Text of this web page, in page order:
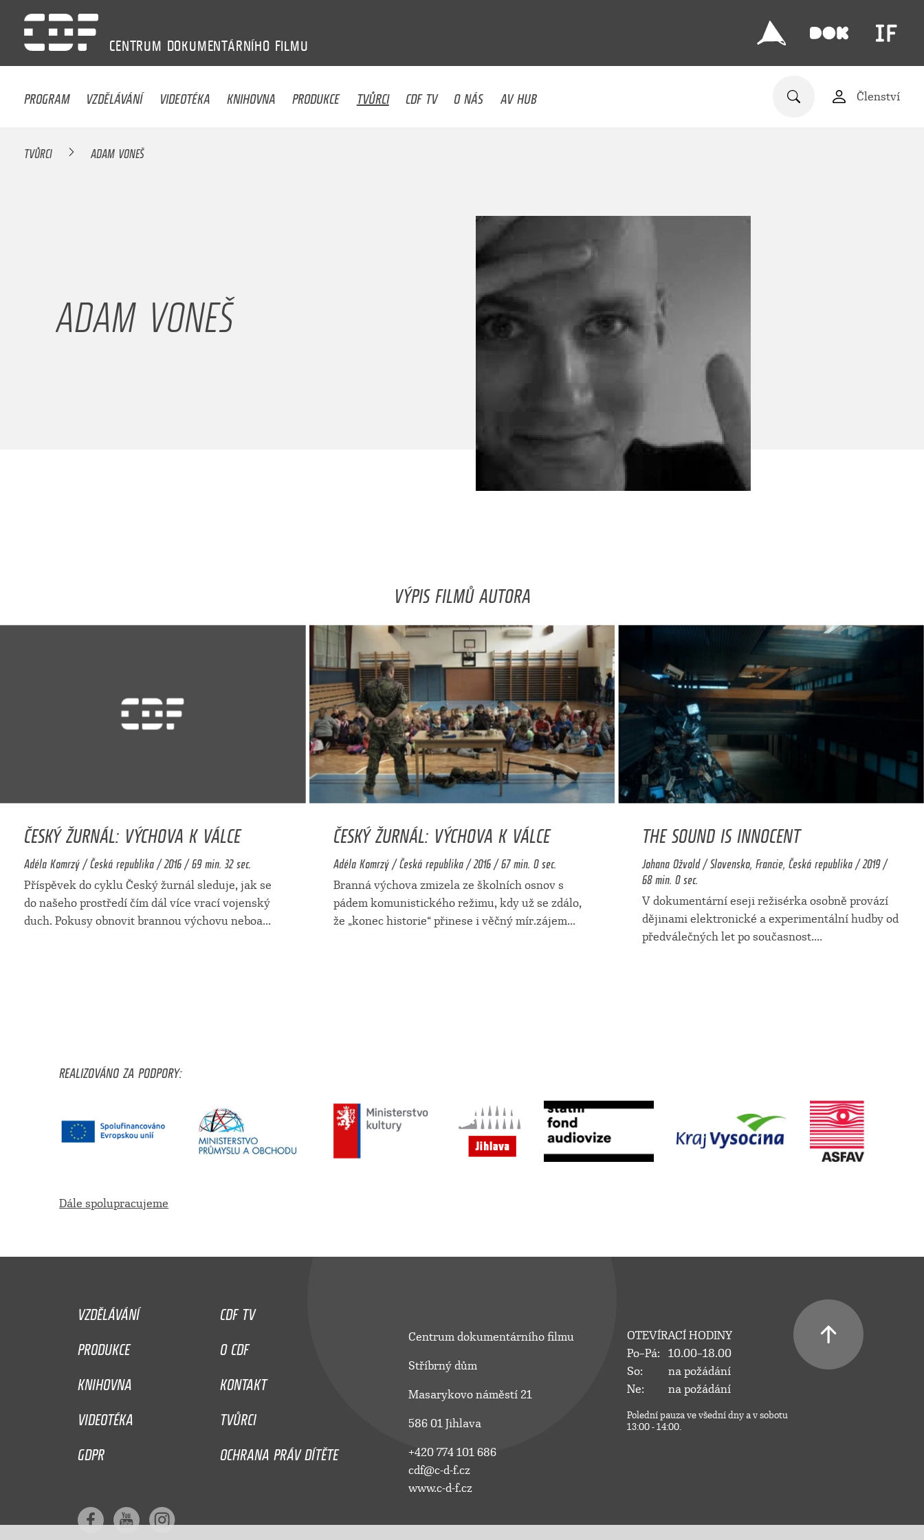
CENTRUM DOKUMENTÁRNÍHO FILMU
PROGRAM VZDĚLÁVÁNÍ VIDEOTÉKA KNIHOVNA PRODUKCE TVŮRCI CDF TV O NÁS AV HUB Členství
TVŮRCI ADAM VONEŠ
ADAM VONEŠ
VÝPIS FILMŮ AUTORA
ČESKÝ ŽURNÁL: VÝCHOVA K VÁLCE
Adéla Komrzý / Česká republika / 2016 / 69 min. 32 sec.
Příspěvek do cyklu Český žurnál sleduje, jak se
do našeho prostředí čím dál více vrací vojenský
duch. Pokusy obnovit brannou výchovu neboa...
ČESKÝ ŽURNÁL: VÝCHOVA K VÁLCE
Adéla Komrzý / Česká republika / 2016 / 67 min. 0 sec.
Branná výchova zmizela ze školních osnov s
pádem komunistického režimu, kdy už se zdálo,
že „konec historie“ přinese i věčný mír.zájem...
THE SOUND IS INNOCENT
Johana Ožvold / Slovensko, Francie, Česká republika / 2019 /
68 min. 0 sec.
V dokumentární eseji režisérka osobně provází
dějinami elektronické a experimentální hudby od
předválečných let po současnost....
REALIZOVÁNO ZA PODPORY:
Dále spolupracujeme
VZDĚLÁVÁNÍ
CDF TV
PRODUKCE
O CDF
KNIHOVNA
KONTAKT
VIDEOTÉKA
TVŮRCI
GDPR
OCHRANA PRÁV DÍTĚTE
Centrum dokumentárního filmu
Stříbrný dům
Masarykovo náměstí 21
586 01 Jihlava
+420 774 101 686
cdf@c-d-f.cz
www.c-d-f.cz
OTEVÍRACÍ HODINY
Po–Pá:
10.00–18.00
So:
na požádání
Ne:
na požádání
Polední pauza ve všední dny a v sobotu
13:00 - 14:00.